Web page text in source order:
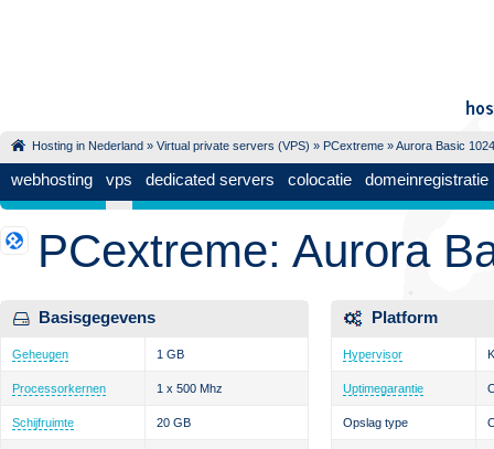
Hosting in Nederland » Virtual private servers (VPS) » PCextreme » Aurora Basic 1024
webhosting vps dedicated servers colocatie domeinregistratie
PCextreme: Aurora
Basisgegevens
Geheugen 1 GB
Processorkernen 1 x 500 Mhz
Schijfruimte 20 GB
Platform
Hypervisor
Uptimegarantie
Opslag type